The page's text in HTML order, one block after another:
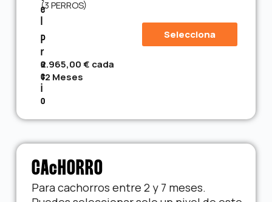
E
P
R
E
C
I
O
(3 PERROS)
2.965,00 € cada
12 Meses
Selecciona
CAcHORRO
Para cachorros entre 2 y 7 meses.